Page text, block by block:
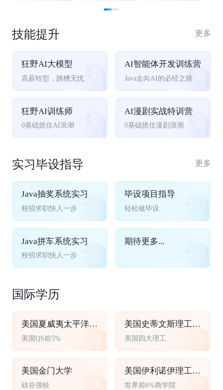
技能提升 更多
狂野AI大模型
高薪转型，跳槽无忧
AI智能体开发训练营
Java走向AI的必经之路
狂野AI训练师
0基础抓住AI浪潮
AI漫剧实战特训营
0基础抓住漫剧浪潮
实习毕设指导 更多
Java抽奖系统实习
校招求职快人一步
毕设项目指导
轻松做毕设
Java拼车系统实习
校招求职快人一步
期待更多...
国际学历
美国夏威夷太平洋大学
美国QS前5%
美国史蒂文斯理工学院
美国四大理工
美国金门大学
硅谷强校
美国伊利诺伊理工大学
世界前6%商学院